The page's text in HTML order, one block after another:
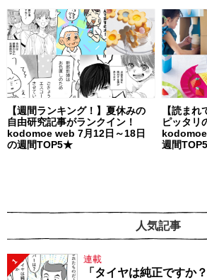
【週間ランキング！】夏休みの
自由研究記事がランクイン！
kodomoe web 7月12日～18日
の週間TOP5★
【読ま
ピッタリ
週間
人気記事
1 連載
「タイヤは純正ですか